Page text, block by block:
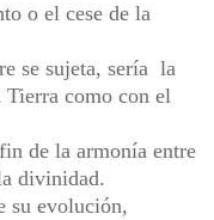
o el cese de la
se sujeta, sería la
como con el
de la armonía entre
divinidad.
su evolución,